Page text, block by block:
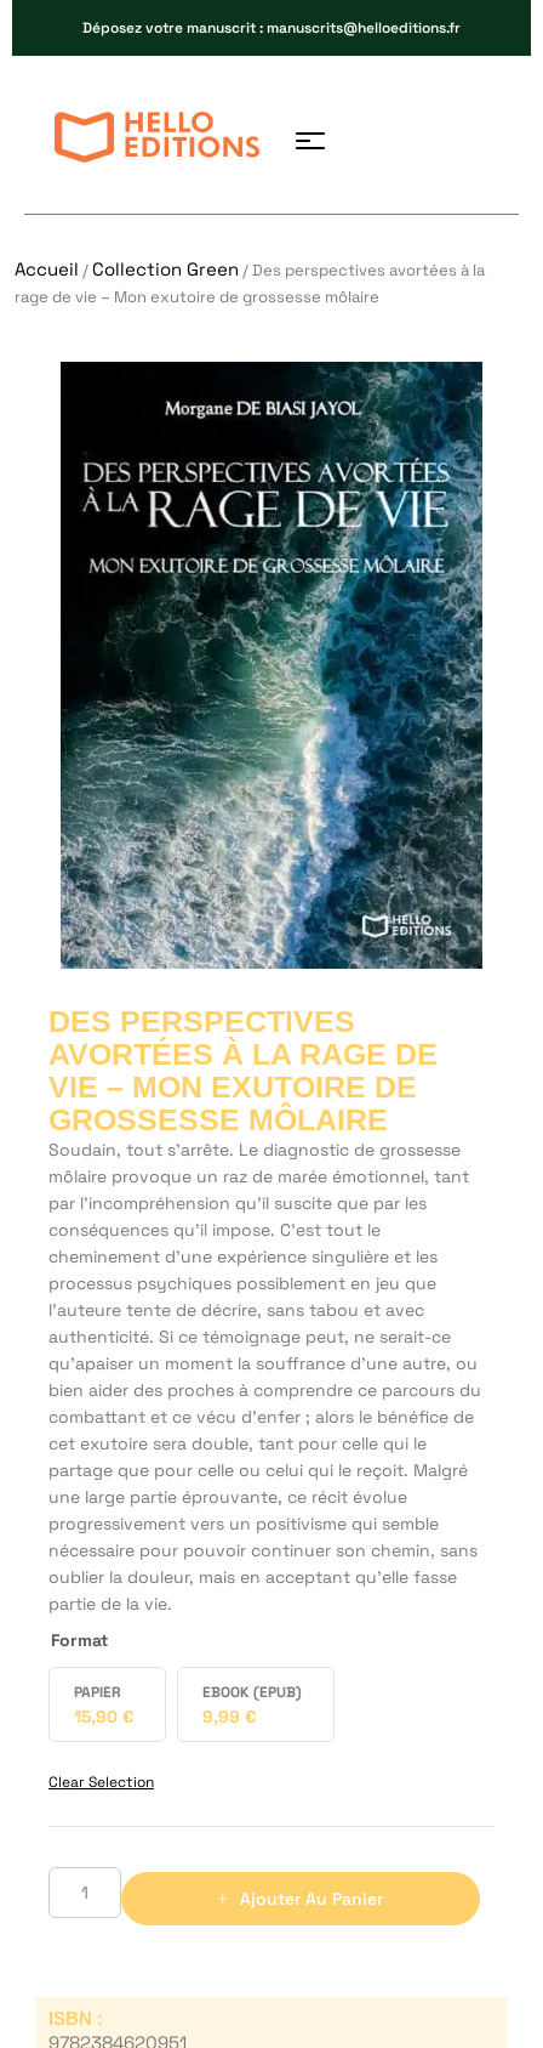
Déposez votre manuscrit : manuscrits@helloeditions.fr
Accueil /Collection Green / Des perspectives avortées à la
rage de vie – Mon exutoire de grossesse môlaire
DES PERSPECTIVES
AVORTÉES À LA RAGE DE
VIE – MON EXUTOIRE DE
GROSSESSE MÔLAIRE
Soudain, tout s’arrête. Le diagnostic de grossesse
môlaire provoque un raz de marée émotionnel, tant
par l’incompréhension qu’il suscite que par les
conséquences qu’il impose. C’est tout le
cheminement d’une expérience singulière et les
processus psychiques possiblement en jeu que
l’auteure tente de décrire, sans tabou et avec
authenticité. Si ce témoignage peut, ne serait-ce
qu’apaiser un moment la souffrance d’une autre, ou
bien aider des proches à comprendre ce parcours du
combattant et ce vécu d’enfer ; alors le bénéfice de
cet exutoire sera double, tant pour celle qui le
partage que pour celle ou celui qui le reçoit. Malgré
une large partie éprouvante, ce récit évolue
progressivement vers un positivisme qui semble
nécessaire pour pouvoir continuer son chemin, sans
oublier la douleur, mais en acceptant qu’elle fasse
partie de la vie.
Format
PAPIER
15,90 €
EBOOK (EPUB)
9,99 €
Clear Selection
Ajouter Au Panier
ISBN :
9782384620951